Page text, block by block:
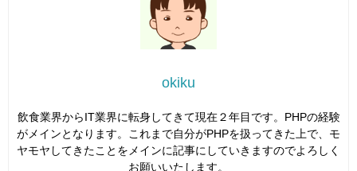
okiku
飲食業界からIT業界に転身してきて現在２年目です。PHPの経験
がメインとなります。これまで自分がPHPを扱ってきた上で、モ
ヤモヤしてきたことをメインに記事にしていきますのでよろしく
お願いいたします。